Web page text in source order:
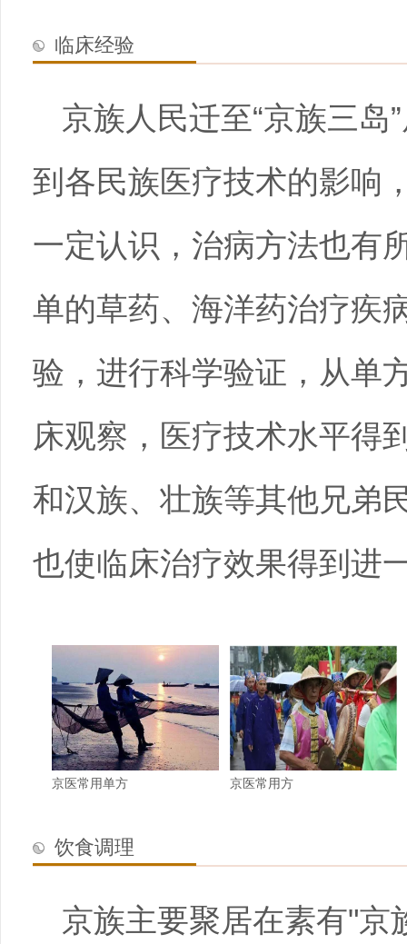
临床经验
京族人民迁至“京族三岛
到各民族医疗技术的影响
一定认识，治病方法也有
单的草药、海洋药治疗疾
验，进行科学验证，从单
床观察，医疗技术水平得
和汉族、壮族等其他兄弟
也使临床治疗效果得到进
京医常用单方 京医常用方
饮食调理
京族主要聚居在素有"京